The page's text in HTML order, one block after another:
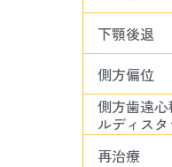
下顎後退
側方偏位
側方歯遠
ルディス
再治療